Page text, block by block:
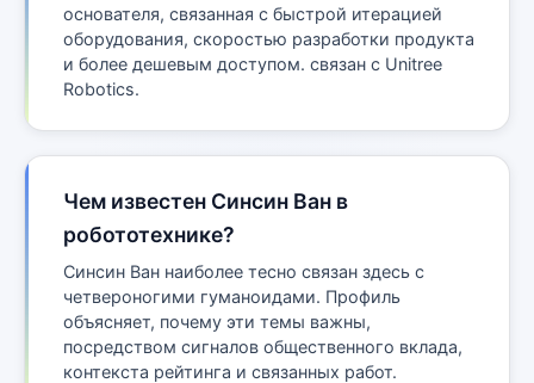
основателя, связанная с быстрой итерацией
оборудования, скоростью разработки продукта
и более дешевым доступом. связан с Unitree
Robotics.
Чем известен Синсин Ван в
робототехнике?
Синсин Ван наиболее тесно связан здесь с
четвероногими гуманоидами. Профиль
объясняет, почему эти темы важны,
посредством сигналов общественного вклада,
контекста рейтинга и связанных работ.